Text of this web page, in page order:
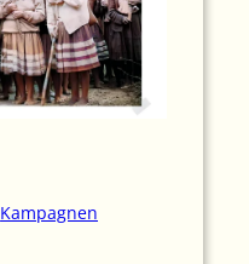
Kampagnen